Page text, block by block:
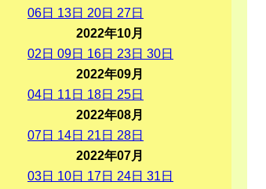
06日 13日 20日 27日
2022年10月
02 日 09日 16日 23日 30日
2022年09月
04日 11 日 18日 25日
2022年08月
07日 14日 21 日 28日
2022年07月
03日 10日 17日 24日 31 日